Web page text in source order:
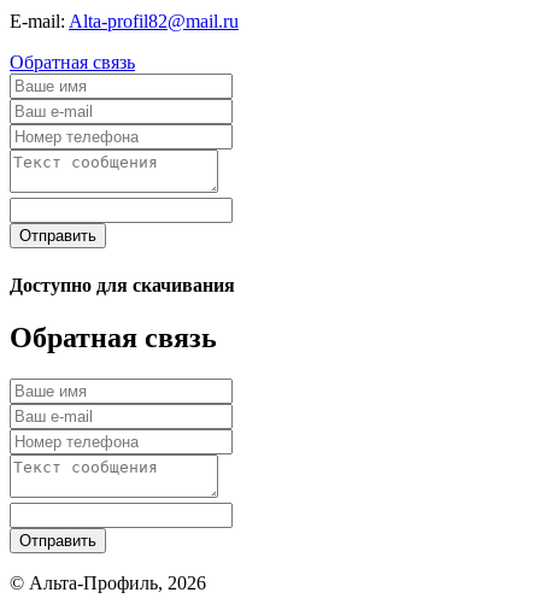
E-mail: Alta-profil82@mail.ru
Обратная связь
Отправить
Доступно для скачивания
Обратная связь
Отправить
© Альта-Профиль, 2026